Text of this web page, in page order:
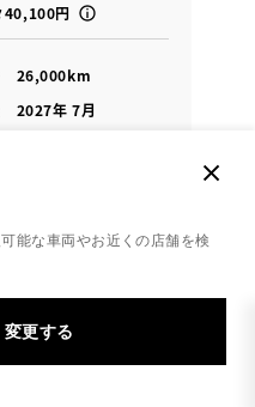
能な車両やお近くの店舗を検
円
26,000km
2027年 7月
わせ